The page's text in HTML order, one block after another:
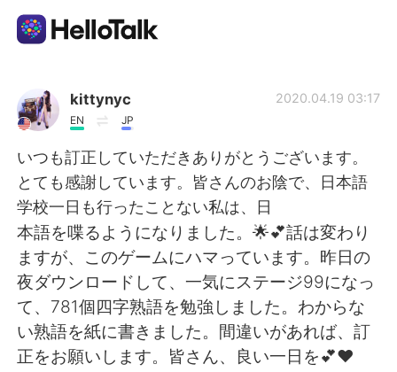
AI Grammar Checker
English
简体中文 繁體中文
Español العربية
Français Deutsch
kittynyc
EN JP
2020.04.19 03:17
いつも訂正していただきありがとうございます。
とても感謝しています。皆さんのお陰で、日本語
学校一日も行ったことない私は、日
本語を喋るようになりました。🌟💕話は変わり
ますが、このゲームにハマっています。昨日の
夜ダウンロードして、一気にステージ99になっ
て、781個四字熟語を勉強しました。わからな
い熟語を紙に書きました。間違いがあれば、訂
正をお願いします。皆さん、良い一日を💕❤